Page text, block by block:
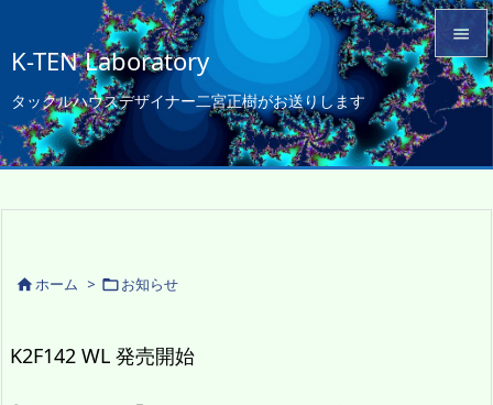
K-TEN Laboratory
タックルハウスデザイナー二宮正樹がお送りします


メニュ
ホーム > お知らせ
K2F142 WL 発売開始